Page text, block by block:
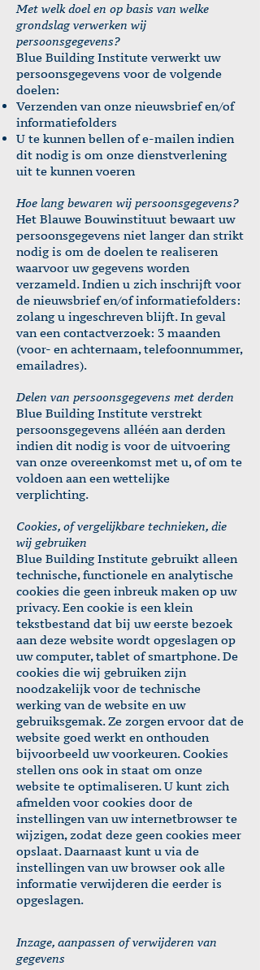
Met welk doel en op basis van welke
grondslag verwerken wij
persoonsgegevens?
Blue Building Institute verwerkt uw
persoonsgegevens voor de volgende
doelen:
Verzenden van onze nieuwsbrief en/of
informatiefolders
U te kunnen bellen of e-mailen indien
dit nodig is om onze dienstverlening
uit te kunnen voeren
Hoe lang bewaren wij persoonsgegevens?
Het Blauwe Bouwinstituut bewaart uw
persoonsgegevens niet langer dan strikt
nodig is om de doelen te realiseren
waarvoor uw gegevens worden
verzameld. Indien u zich inschrijft voor
de nieuwsbrief en/of informatiefolders:
zolang u ingeschreven blijft. In geval
van een contactverzoek: 3 maanden
(voor- en achternaam, telefoonnummer,
emailadres).
Delen van persoonsgegevens met derden
Blue Building Institute verstrekt
persoonsgegevens alléén aan derden
indien dit nodig is voor de uitvoering
van onze overeenkomst met u, of om te
voldoen aan een wettelijke
verplichting.
Cookies, of vergelijkbare technieken, die
wij gebruiken
Blue Building Institute gebruikt alleen
technische, functionele en analytische
cookies die geen inbreuk maken op uw
privacy. Een cookie is een klein
tekstbestand dat bij uw eerste bezoek
aan deze website wordt opgeslagen op
uw computer, tablet of smartphone. De
cookies die wij gebruiken zijn
noodzakelijk voor de technische
werking van de website en uw
gebruiksgemak. Ze zorgen ervoor dat de
website goed werkt en onthouden
bijvoorbeeld uw voorkeuren. Cookies
stellen ons ook in staat om onze
website te optimaliseren. U kunt zich
afmelden voor cookies door de
instellingen van uw internetbrowser te
wijzigen, zodat deze geen cookies meer
opslaat. Daarnaast kunt u via de
instellingen van uw browser ook alle
informatie verwijderen die eerder is
opgeslagen.
Inzage, aanpassen of verwijderen van
gegevens